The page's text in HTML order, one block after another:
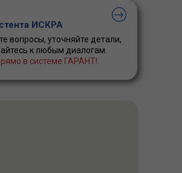
ИСКРА
вопросы, уточняйте детали,
к любым диалогам.
в системе ГАРАНТ!